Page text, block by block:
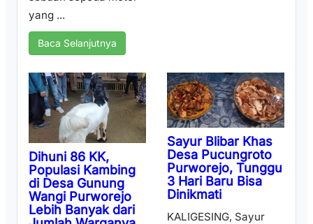
yang ...
Baca Selanjutnya
Dihuni 86 KK,
Populasi Kambing
di Desa Gunung
Wangi Purworejo
Lebih Banyak dari
Sayur Blibar Khas
Desa Pucungroto
Purworejo, Tunggu
3 Hari Baru Bisa
Dinikmati
KALIGESING, Sayur